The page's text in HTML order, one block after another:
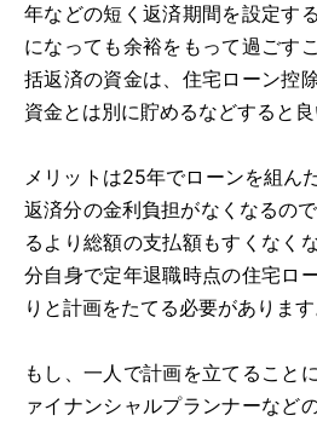
年などの短く返済期間を設定す
になっても余裕をもって過ごす
括返済の資金は、住宅ローン控
資金とは別に貯めるなどすると良
メリットは25年でローンを組ん
返済分の金利負担がなくなるの
るより総額の支払額もすくなく
分自身で定年退職時点の住宅ロ
りと計画をたてる必要があります
もし、一人で計画を立てること
ァイナンシャルプランナーなど